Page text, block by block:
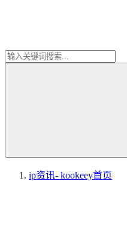
ip资讯- kookeey首页